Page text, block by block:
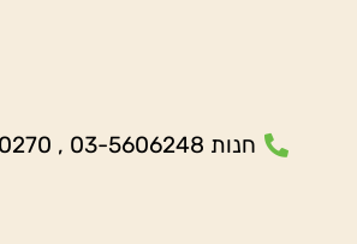
חנות 03-5606248 , 03-5660270